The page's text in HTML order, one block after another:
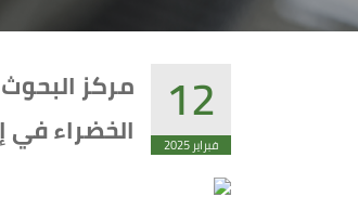
12
فبراير 2025
مركز
الخضراء في